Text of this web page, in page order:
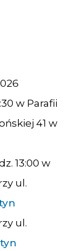
w Parafii
41 w
13:00 w
ul.
ul.